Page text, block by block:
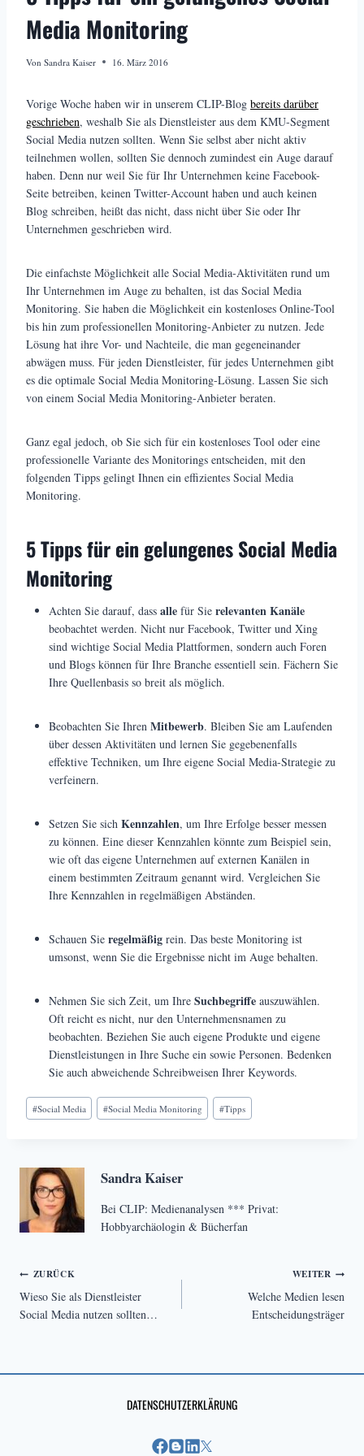
Media Monitoring
Von Sandra Kaiser 16. März 2016
Vorige Woche haben wir in unserem CLIP-Blog bereits darüber
geschrieben, weshalb Sie als Dienstleister aus dem KMU-Segment
Social Media nutzen sollten. Wenn Sie selbst aber nicht aktiv
teilnehmen wollen, sollten Sie dennoch zumindest ein Auge darauf
haben. Denn nur weil Sie für Ihr Unternehmen keine Facebook-
Seite betreiben, keinen Twitter-Account haben und auch keinen
Blog schreiben, heißt das nicht, dass nicht über Sie oder Ihr
Unternehmen geschrieben wird.
Die einfachste Möglichkeit alle Social Media-Aktivitäten rund um
Ihr Unternehmen im Auge zu behalten, ist das Social Media
Monitoring. Sie haben die Möglichkeit ein kostenloses Online-Tool
bis hin zum professionellen Monitoring-Anbieter zu nutzen. Jede
Lösung hat ihre Vor- und Nachteile, die man gegeneinander
abwägen muss. Für jeden Dienstleister, für jedes Unternehmen gibt
es die optimale Social Media Monitoring-Lösung. Lassen Sie sich
von einem Social Media Monitoring-Anbieter beraten.
Ganz egal jedoch, ob Sie sich für ein kostenloses Tool oder eine
professionelle Variante des Monitorings entscheiden, mit den
folgenden Tipps gelingt Ihnen ein effizientes Social Media
Monitoring.
5 Tipps für ein gelungenes Social Media
Monitoring
Achten Sie darauf, dass alle für Sie relevanten Kanäle
beobachtet werden. Nicht nur Facebook, Twitter und Xing
sind wichtige Social Media Plattformen, sondern auch Foren
und Blogs können für Ihre Branche essentiell sein. Fächern Sie
Ihre Quellenbasis so breit als möglich.
Beobachten Sie Ihren Mitbewerb. Bleiben Sie am Laufenden
über dessen Aktivitäten und lernen Sie gegebenenfalls
effektive Techniken, um Ihre eigene Social Media-Strategie zu
verfeinern.
Setzen Sie sich Kennzahlen, um Ihre Erfolge besser messen
zu können. Eine dieser Kennzahlen könnte zum Beispiel sein,
wie oft das eigene Unternehmen auf externen Kanälen in
einem bestimmten Zeitraum genannt wird. Vergleichen Sie
Ihre Kennzahlen in regelmäßigen Abständen.
Schauen Sie regelmäßig rein. Das beste Monitoring ist
umsonst, wenn Sie die Ergebnisse nicht im Auge behalten.
Nehmen Sie sich Zeit, um Ihre Suchbegriffe auszuwählen.
Oft reicht es nicht, nur den Unternehmensnamen zu
beobachten. Beziehen Sie auch eigene Produkte und eigene
Dienstleistungen in Ihre Suche ein sowie Personen. Bedenken
Sie auch abweichende Schreibweisen Ihrer Keywords.
Schlagworte:
#Social Media #Social Media Monitoring #Tipps
Sandra Kaiser
Bei CLIP: Medienanalysen *** Privat:
Hobbyarchäologin & Bücherfan
Beitragsnavigation
ZURÜCK
Wieso Sie als Dienstleister
Social Media nutzen sollten…
WEITER
Welche Medien lesen
Entscheidungsträger
DATENSCHUTZERKLÄRUNG